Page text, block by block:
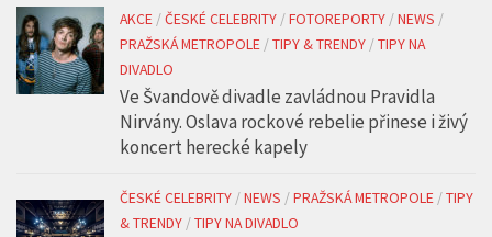
AKCE /ČESKÉ CELEBRITY /FOTOREPORTY /NEWS /
PRAŽSKÁ METROPOLE /TIPY & TRENDY /TIPY NA
DIVADLO
Ve Švandově divadle zavládnou Pravidla
Nirvány. Oslava rockové rebelie přinese i živý
koncert herecké kapely
ČESKÉ CELEBRITY /NEWS /PRAŽSKÁ METROPOLE /TIPY
& TRENDY /TIPY NA DIVADLO